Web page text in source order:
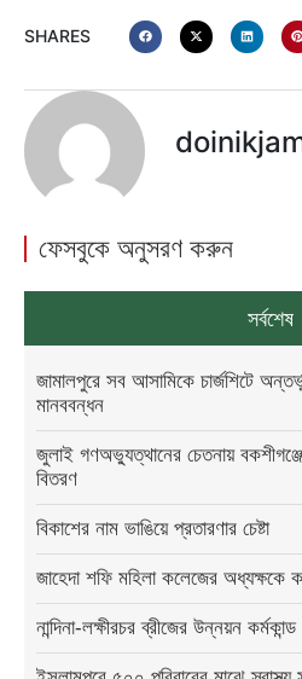
SHARES
ফেসবুকে অনুসরণ করুন
সর্বশেষ
জামালপুরে সব আসামিকে চার্জশিটে
মানববন্ধন
জুলাই গণঅভ্যুত্থানের চেতনায়
বিতরণ
বিকাশের নাম ভাঙিয়ে প্রতারণার চেষ্টা
জাহেদা শফি মহিলা কলেজের অধ্যক্ষকে
নান্দিনা-লক্ষীরচর ব্রীজের উন্নয়ন